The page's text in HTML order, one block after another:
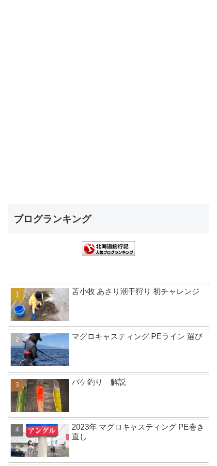
ブログランキング
苫小牧 あさり潮干狩り 初チャレンジ
マグロキャスティング PEライン 選び
バケ釣り 解説
2023年 マグロキャスティング PE巻き
直し